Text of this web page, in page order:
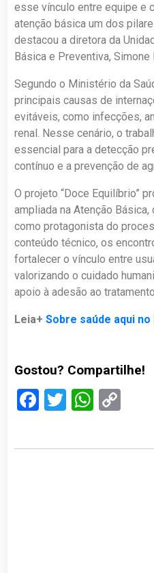
esse vínculo entre equipe e
atenção básica um dos
destacou a diretora da
Básica e Preventiva, Simone
Segundo o Ministério da
principais causas de
evitáveis, como infecções,
renal. Nesse cenário, o
essencial para a detecção
contínuo e a prevenção de
O projeto “Doce Equilíbrio”
ampliada na Atenção
como protagonista do
conteúdo técnico, os
fortalecer o vínculo entre
valorizando o cuidado
apoio à adesão ao
Leia+Sobre saúde aqui
Gostou? Compartilhe!
Facebook
Twitter